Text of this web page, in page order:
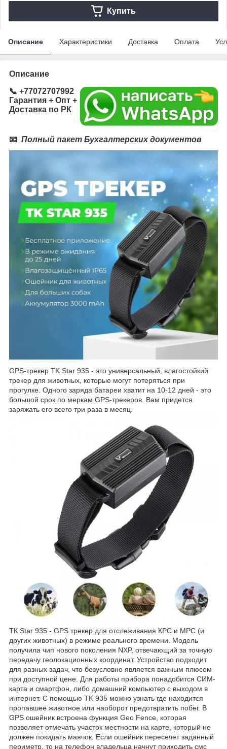
Купить
Описание Характеристики Доставка Оплата
Описание
📞 +77072707992
Гарантия + Опт +
Доставка по РК
📧 Полный пакет Бухгалтерских документов
GPS-трекер TK Star 935 - это универсальный, влагостойкий
трекер для животных, которые могут потеряться при
прогулке. Одного заряда батареи хватит на 10-12 дней - это
большой срок по меркам GPS-трекеров. Вам придется
заряжать его всего три раза в месяц.
ТК Star 935 - GPS трекер для отслеживания КРС и МРС (и
других животных) в режиме реального времени. Модель
получила чип нового поколения NXP, отвечающий за точную
передачу геолокационных координат. Устройство подходит
для разных задач, что безусловно является важным плюсом
при доступной цене. Для работы прибора понадобится СИМ-
карта и смартфон, либо домашний компьютер с выходом в
интернет. С помощью TK 935 можно узнать где находится
пропавшее животное или наоборот предотвратить побег. В
GPS ошейник встроена функция Geo Fence, которая
позволяет отмечать участок местности на карте, который не
должен покидать маячок. Если ошейник пересечет заданный
периметр, то на телефон владельца начнут приходить смс